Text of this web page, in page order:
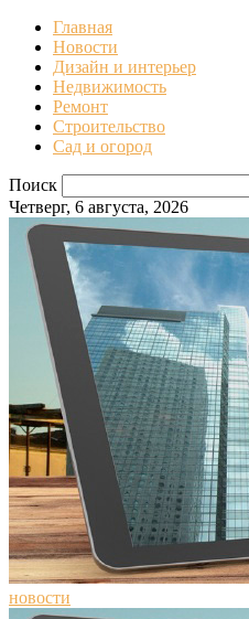
Главная
Новости
Дизайн и интерьер
Недвижимость
Ремонт
Строительство
Сад и огород
Поиск
Четверг, 6 августа, 2026
новости